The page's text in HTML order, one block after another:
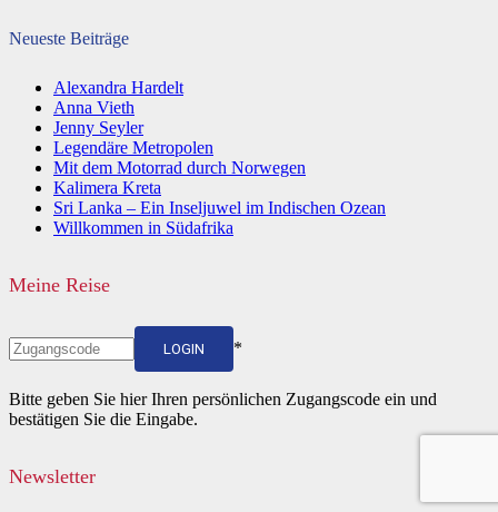
Neueste Beiträge
Alexandra Hardelt
Anna Vieth
Jenny Seyler
Legendäre Metropolen
Mit dem Motorrad durch Norwegen
Kalimera Kreta
Sri Lanka – Ein Inseljuwel im Indischen Ozean
Willkommen in Südafrika
Meine Reise
LOGIN *
Bitte geben Sie hier Ihren persönlichen Zugangscode ein und
bestätigen Sie die Eingabe.
Newsletter